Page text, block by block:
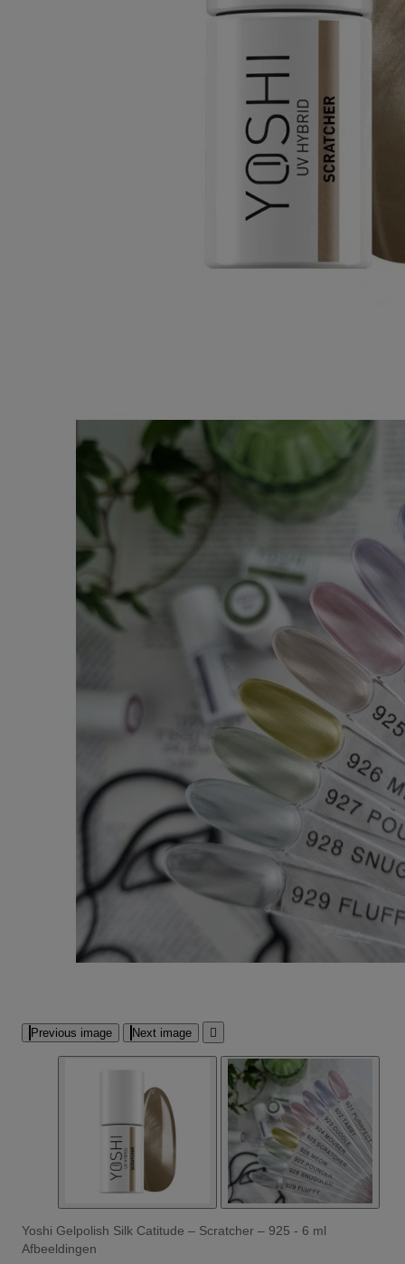
Previous image Next image 
Yoshi Gelpolish Silk Catitude – Scratcher – 925 - 6 ml
Afbeeldingen